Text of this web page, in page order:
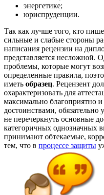
энергетике;
юриспруденции.
Так как лучше того, кто
сильные и слабые стороны
написания рецензии на
представляется несложной.
проблемы, которые могут
определенные правила,
иметь образец. Рецензент
охарактеризовать для
максимально благоприятно
достоинствами, обязательно
не перечеркнуть основные
категоричных однозначных
принимают обтекаемые,
тем, что в процессе защиты